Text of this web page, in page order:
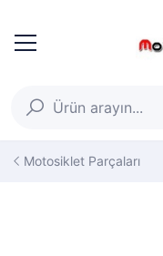
Motosiklet Parçaları